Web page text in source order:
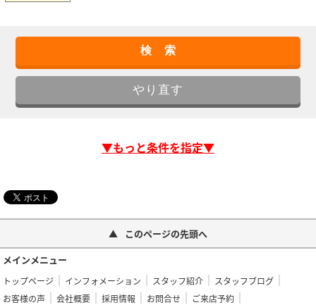
▼もっと条件を指定▼
このページの先頭へ
メインメニュー
トップページ インフォメーション スタッフ紹介
スタッフブログ
お客様の声
会社概要 採用情報 お問合せ
ご来店予約